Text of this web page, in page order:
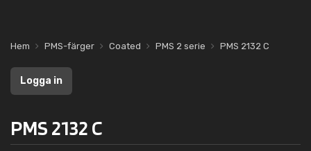
Hem PMS-färger Coated PMS 2 serie PMS 2132 C
Logga in
PMS 2132 C